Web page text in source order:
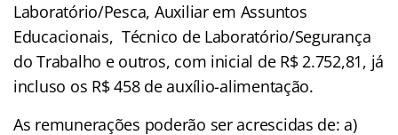
Laboratório/Pesca, Auxiliar em Assuntos
Educacionais, Técnico de Laboratório/Segurança
do Trabalho e outros, com inicial de R$ 2.752,81, já
incluso os R$ 458 de auxílio-alimentação.
As remunerações poderão ser acrescidas de: a)